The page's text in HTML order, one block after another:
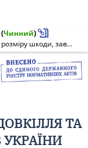
(Чинний)
Про затвердження Методики визначення розміру шкоди, завданої землі, ґрунтам внаслідок надзвичайних ситуацій та/або збройної агресії та бойових дій під час дії воєнного стану